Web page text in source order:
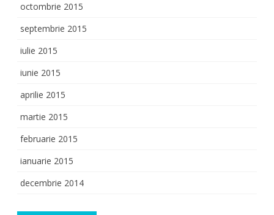
octombrie 2015
septembrie 2015
iulie 2015
iunie 2015
aprilie 2015
martie 2015
februarie 2015
ianuarie 2015
decembrie 2014